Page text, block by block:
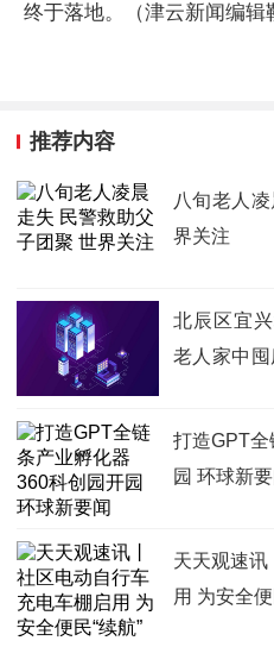
终于落地。（津云新闻编辑
推荐内容
八旬老人
界关注
北辰区宜
老人家中
打造GPT
园 环球新
天天观速讯
用 为安全便